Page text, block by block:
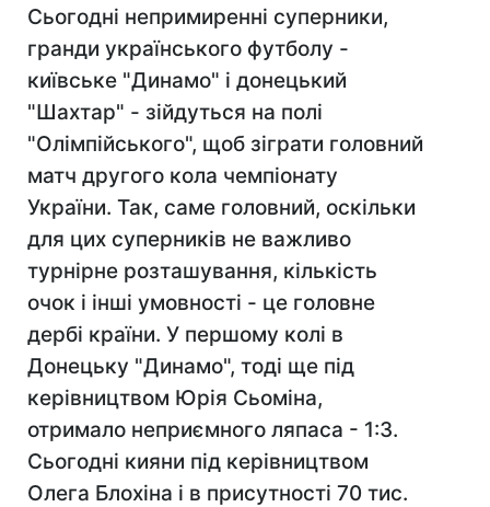
Сьогодні непримиренні суперники,
гранди українського футболу -
київське "Динамо" і донецький
"Шахтар" - зійдуться на полі
"Олімпійського", щоб зіграти головний
матч другого кола чемпіонату
України. Так, саме головний, оскільки
для цих суперників не важливо
турнірне розташування, кількість
очок і інші умовності - це головне
дербі країни. У першому колі в
Донецьку "Динамо", тоді ще під
керівництвом Юрія Сьоміна,
отримало неприємного ляпаса - 1:3.
Сьогодні кияни під керівництвом
Олега Блохіна і в присутності 70 тис.